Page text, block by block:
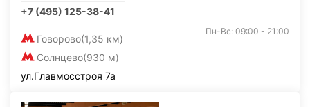
+7 (495) 125-38-41
Говорово(1,35 км)
Солнцево(930 м)
Пн-Вс: 09:00 - 21:00
ул.Главмосстроя 7а